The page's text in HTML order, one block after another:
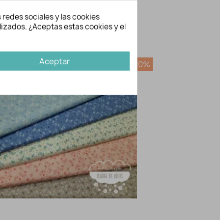
Si
-20%
sociales y las cookies
¿Aceptas estas cookies y el
Aceptar